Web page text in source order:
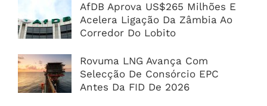
AfDB Aprova US$265 Milhões E
Acelera Ligação Da Zâmbia Ao
Corredor Do Lobito
Rovuma LNG Avança Com
Selecção De Consórcio EPC
Antes Da FID De 2026